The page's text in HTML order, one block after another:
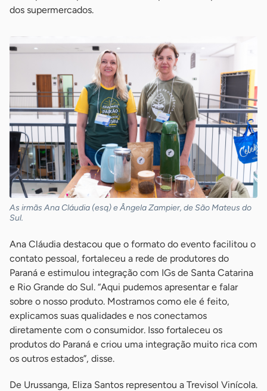
dos supermercados.
As irmãs Ana Cláudia (esq) e Ângela Zampier, de São Mateus do
Sul.
Ana Cláudia destacou que o formato do evento facilitou o
contato pessoal, fortaleceu a rede de produtores do
Paraná e estimulou integração com IGs de Santa Catarina
e Rio Grande do Sul. “Aqui pudemos apresentar e falar
sobre o nosso produto. Mostramos como ele é feito,
explicamos suas qualidades e nos conectamos
diretamente com o consumidor. Isso fortaleceu os
produtos do Paraná e criou uma integração muito rica com
os outros estados”, disse.
De Urussanga, Eliza Santos representou a Trevisol Vinícola.